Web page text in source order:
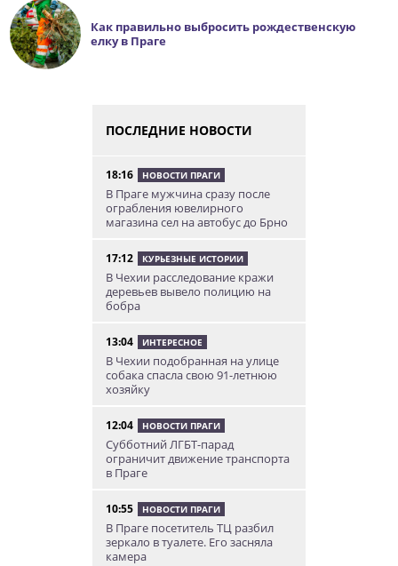
Как правильно выбросить рождественскую
елку в Праге
ПОСЛЕДНИЕ НОВОСТИ
18:16 НОВОСТИ ПРАГИ
В Праге мужчина сразу после
ограбления ювелирного
магазина сел на автобус до Брно
17:12 КУРЬЕЗНЫЕ ИСТОРИИ
В Чехии расследование кражи
деревьев вывело полицию на
бобра
13:04 ИНТЕРЕСНОЕ
В Чехии подобранная на улице
собака спасла свою 91-летнюю
хозяйку
12:04 НОВОСТИ ПРАГИ
Субботний ЛГБТ-парад
ограничит движение транспорта
в Праге
10:55 НОВОСТИ ПРАГИ
В Праге посетитель ТЦ разбил
зеркало в туалете. Его засняла
камера